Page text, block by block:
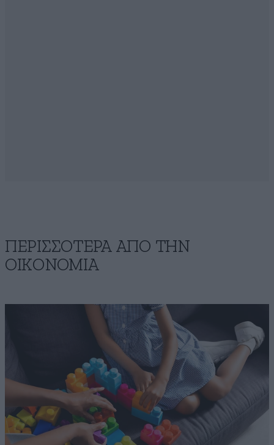
ΠΕΡΙΣΣΟΤΕΡΑ ΑΠΟ ΤΗΝ
ΟΙΚΟΝΟΜΙΑ